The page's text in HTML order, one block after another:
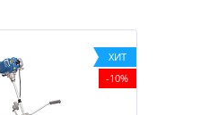
ХИТ
-10%